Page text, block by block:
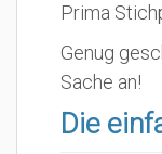
Prima
Genug
Sache an!
Die